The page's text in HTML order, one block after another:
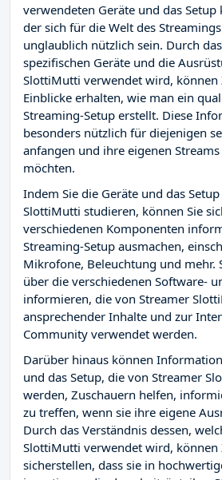
verwendeten Geräte und das
der sich für die Welt des
unglaublich nützlich sein. Durch
spezifischen Geräte und die
SlottiMutti verwendet wird, können
Einblicke erhalten, wie man ein
Streaming-Setup erstellt. Diese
besonders nützlich für diejenigen
anfangen und ihre eigenen
möchten.
Indem Sie die Geräte und das
SlottiMutti studieren, können Sie
verschiedenen Komponenten
Streaming-Setup ausmachen,
Mikrofone, Beleuchtung und mehr.
über die verschiedenen Software-
informieren, die von Streamer
ansprechender Inhalte und zur
Community verwendet werden.
Darüber hinaus können
und das Setup, die von Streamer
werden, Zuschauern helfen,
zu treffen, wenn sie ihre eigene
Durch das Verständnis dessen,
SlottiMutti verwendet wird, können
sicherstellen, dass sie in